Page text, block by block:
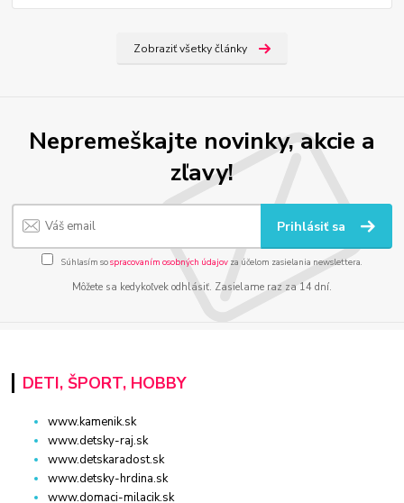
Zobraziť všetky články
Nepremeškajte novinky, akcie a
zľavy!
Prihlásiť sa
Súhlasím sospracovaním osobných údajov za účelom zasielania newslettera.
Môžete sa kedykoľvek odhlásiť. Zasielame raz za 14 dní.
DETI, ŠPORT, HOBBY
www.kamenik.sk
www.detsky-raj.sk
www.detskaradost.sk
www.detsky-hrdina.sk
www.domaci-milacik.sk